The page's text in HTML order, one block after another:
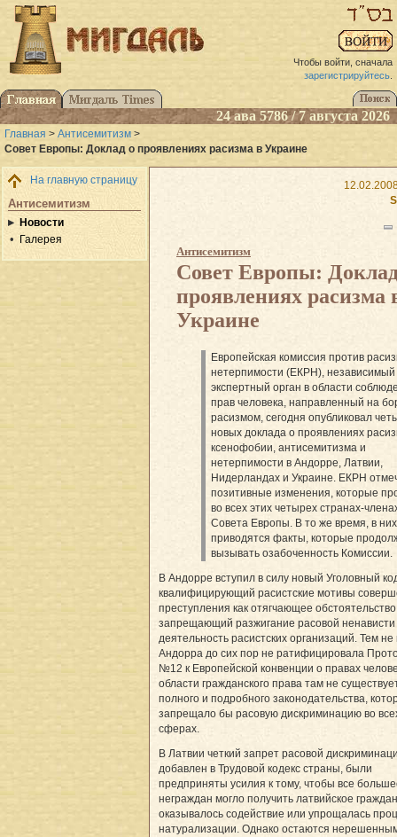
Чтобы войти, сначала
зарегистрируйтесь.
24 ава 5786 / 7 августа 2026
Главная > Антисемитизм >
Совет Европы: Доклад о проявлениях расизма в Украине
На главную страницу
Антисемитизм
Новости
Галерея
Антисемитизм
Совет Европы:
проявлениях расизма
Украине
Европейская комиссия против
нетерпимости (ЕКРН), независимый
экспертный орган в области
прав человека, направленный на
расизмом, сегодня опубликовал
новых доклада о проявлениях
ксенофобии, антисемитизма и
нетерпимости в Андорре, Латвии,
Нидерландах и Украине. ЕКРН
позитивные изменения, которые
во всех этих четырех странах-
Совета Европы. В то же время, в них
приводятся факты, которые
вызывать озабоченность Комиссии.
В Андорре вступил в силу новый Уголовный
квалифицирующий расистские мотивы
преступления как отягчающее
запрещающий разжигание расовой ненависти
деятельность расистских организаций. Тем
Андорра до сих пор не ратифицировала
№12 к Европейской конвенции о правах
области гражданского права там не
полного и подробного законодательства,
запрещало бы расовую дискриминацию во
сферах.
В Латвии четкий запрет расовой
добавлен в Трудовой кодекс страны, были
предприняты усилия к тому, чтобы все
неграждан могло получить латвийское
оказывалось содействие или упрощалась
натурализации. Однако остаются